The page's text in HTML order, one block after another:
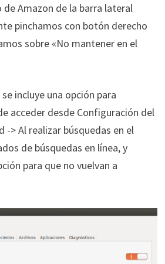
de Amazon de la barra lateral
pinchamos con botón derecho
sobre «No mantener en el
incluye una opción para
acceder desde Configuración del
-> Al realizar búsquedas en el
de búsquedas en línea, y
para que no vuelvan a